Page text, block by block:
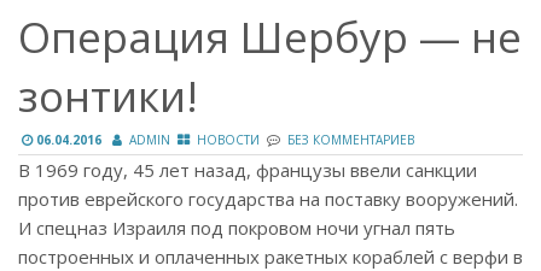
Операция Шербур — не
зонтики!
06.04.2016 ADMIN НОВОСТИ БЕЗ КОММЕНТАРИЕВ
В 1969 году, 45 лет назад, французы ввели санкции
против еврейского государства на поставку вооружений.
И спецназ Израиля под покровом ночи угнал пять
построенных и оплаченных ракетных кораблей с верфи в